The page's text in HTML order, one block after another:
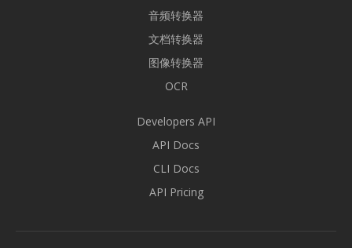
音频转换器
文档转换器
图像转换器
OCR
Developers API
API Docs
CLI Docs
API Pricing